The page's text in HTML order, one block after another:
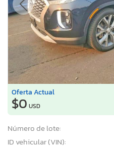
Oferta Actual
$0 USD
Número de lote:
ID vehicular (VIN):